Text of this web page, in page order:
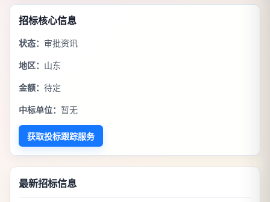
招标核心信息
状态： 审批资讯
地区： 山东
金额： 待定
中标单位： 暂无
获取投标跟踪服务
最新招标信息